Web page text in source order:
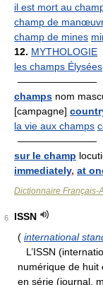
il est mort au
champ de
champ de mines
12. MYTHOLOGIE
les champs Élysées
————————
champs nom
[campagne]
la vie aux champs
————————
sur le champ
immediately, at
Dictionnaire Français-
6
ISSN
( international
L’ISSN
numérique de huit
en série (journal,